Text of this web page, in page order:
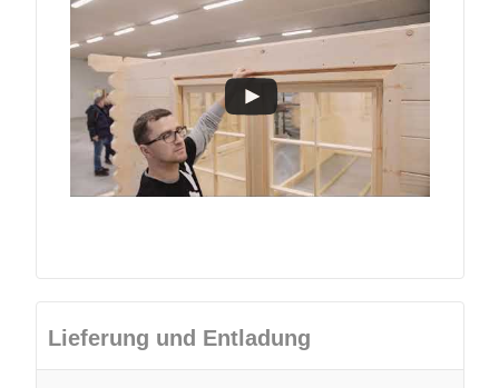
Lieferung und Entladung